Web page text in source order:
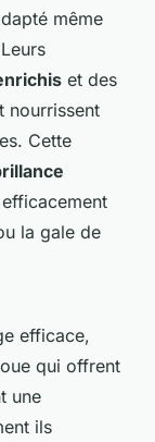
même
et des
nourrissent
Cette
la gale de
efficace,
qui offrent
une
ils